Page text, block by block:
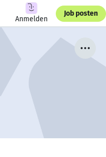
Anmelden
Job posten